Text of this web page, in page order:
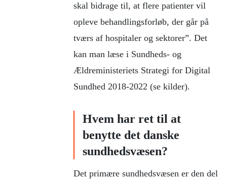
skal bidrage til, at flere patienter vil
opleve behandlingsforløb, der går på
tværs af hospitaler og sektorer”. Det
kan man læse i Sundheds- og
Ældreministeriets Strategi for Digital
Sundhed 2018-2022 (se kilder).
Hvem har ret til at
benytte det danske
sundhedsvæsen?
Det primære sundhedsvæsen er den del